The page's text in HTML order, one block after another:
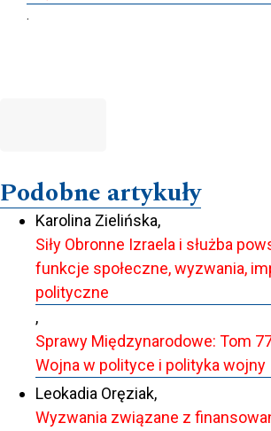
.
Podobne artykuły
Karolina Zielińska,
Siły Obronne Izraela i służba
funkcje społeczne, wyzwania,
polityczne
,
Sprawy Międzynarodowe: Tom
Wojna w polityce i polityka wojny
Leokadia Oręziak,
Wyzwania związane z